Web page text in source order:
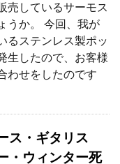
売しているサーモス
うか。 今回、我が
るステンレス製ポッ
生したので、お客様
わせをしたのです
ス・ギタリス
・ウィンター死